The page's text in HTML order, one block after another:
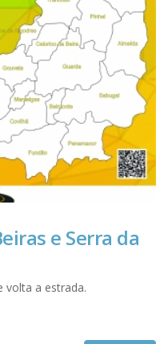
e Serra da
volta a estrada.